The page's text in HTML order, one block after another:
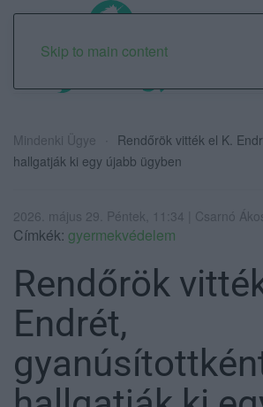
Skip to main content
Mindenki Ügye
Rendőrök vitték el K.
hallgatják ki egy újabb ügyben
2026. május 29. Péntek, 11:34 | Csarnó
Címkék: gyermekvédelem
Rendőrök
Endrét,